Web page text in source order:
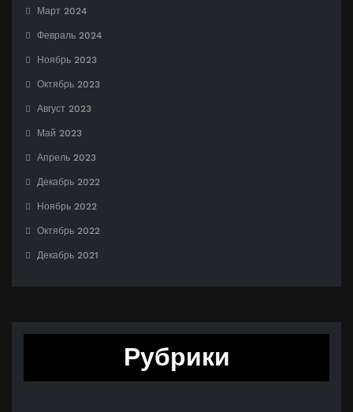
Март 2024
Февраль 2024
Ноябрь 2023
Октябрь 2023
Август 2023
Май 2023
Апрель 2023
Декабрь 2022
Ноябрь 2022
Октябрь 2022
Декабрь 2021
Рубрики